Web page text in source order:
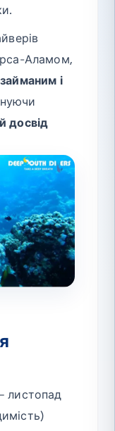
Аламом,
і
досвід
листопад